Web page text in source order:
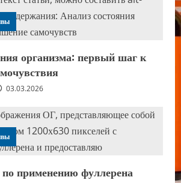
организма: первый шаг к
03.03.2026
применению фуллерена